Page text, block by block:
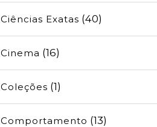
Ciências Exatas (40)
Cinema (16)
Coleções (1)
Comportamento (13)